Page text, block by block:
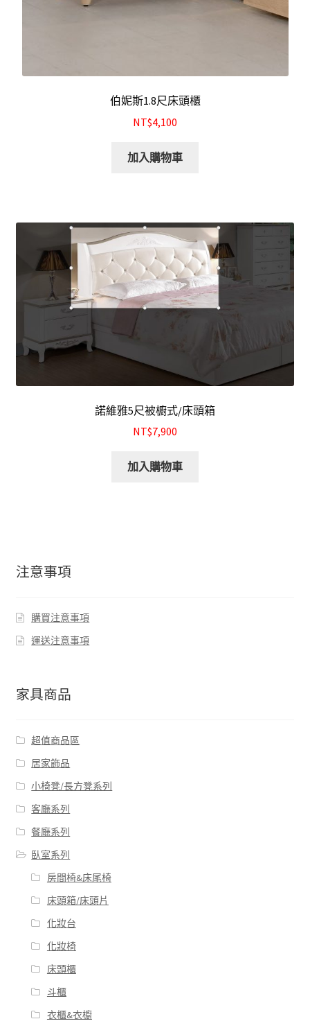
伯妮斯1.8尺床頭櫃
NT$4,100
加入購物車
諾維雅5尺被櫥式/床頭箱
NT$7,900
加入購物車
注意事項
購買注意事項
運送注意事項
家具商品
超值商品區
居家飾品
小椅凳/長方凳系列
客廰系列
餐廰系列
臥室系列
房間椅&床尾椅
床頭箱/床頭片
化妝台
化妝椅
床頭櫃
斗櫃
衣櫃&衣櫥